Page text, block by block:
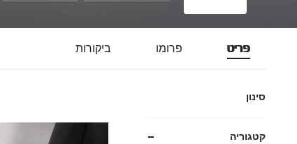
פריט פרומו ביקורות
סינון
קטגוריה